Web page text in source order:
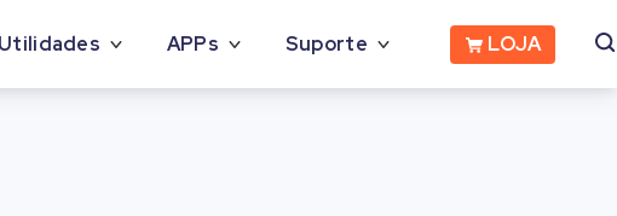
Utilidades APPs Suporte LOJA